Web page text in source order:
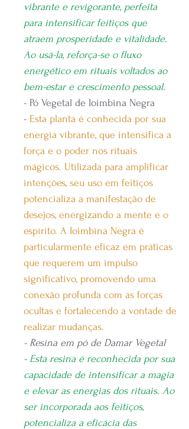
vibrante e revigorante, perfeita
para intensificar feitiços que
atraem prosperidade e vitalidade.
Ao usá-la, reforça-se o fluxo
energético em rituais voltados ao
bem-estar e crescimento pessoal.
- Pó Vegetal de Ioimbina Negra
- Esta planta é conhecida por sua
energia vibrante, que intensifica a
força e o poder nos rituais
mágicos. Utilizada para amplificar
intenções, seu uso em feitiços
potencializa a manifestação de
desejos, energizando a mente e o
espírito. A Ioimbina Negra é
particularmente eficaz em práticas
que requerem um impulso
significativo, promovendo uma
conexão profunda com as forças
ocultas e fortalecendo a vontade de
realizar mudanças.
- Resina em pó de Damar Vegetal
- Esta resina é reconhecida por sua
capacidade de intensificar a magia
e elevar as energias dos rituais. Ao
ser incorporada aos feitiços,
potencializa a eficácia das